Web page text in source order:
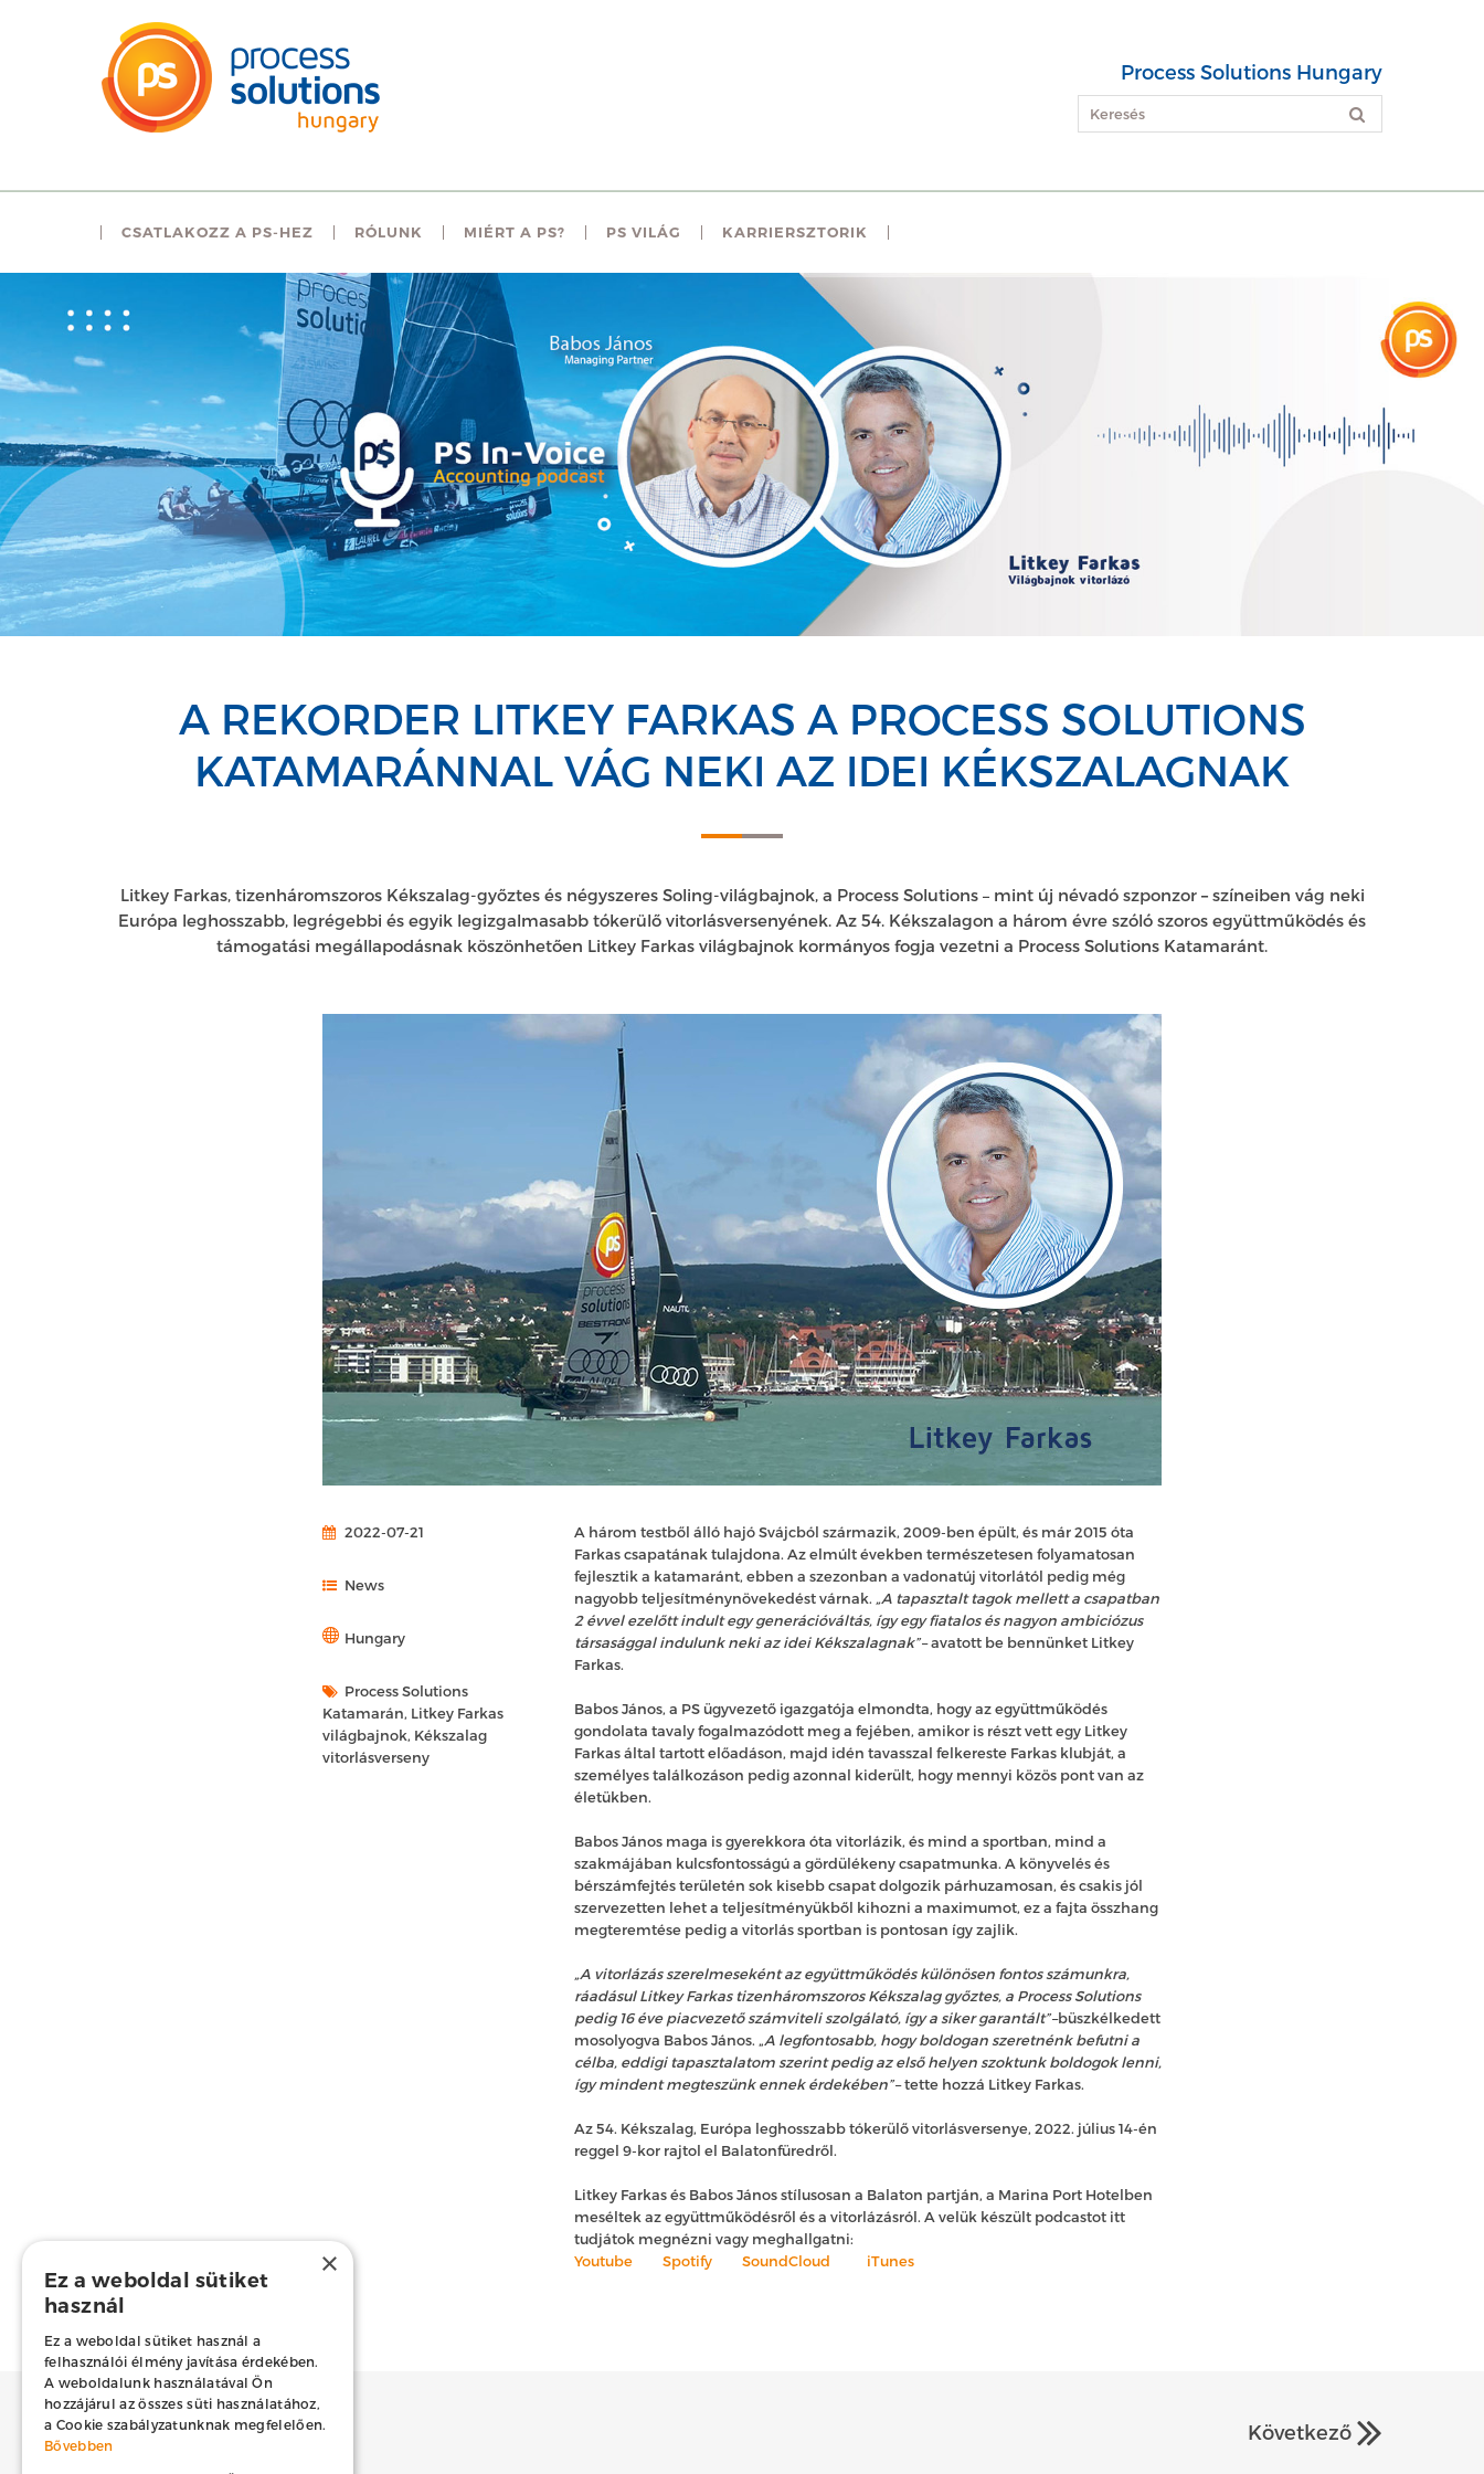
Process Solutions Hungary
CSATLAKOZZ A PS-HEZ RÓLUNK MIÉRT A PS? PS VILÁG KARRIERSZTORIK
A REKORDER LITKEY FARKAS A PROCESS SOLUTIONS
KATAMARÁNNAL VÁG NEKI AZ IDEI KÉKSZALAGNAK
Litkey Farkas, tizenháromszoros Kékszalag-győztes és négyszeres Soling-világbajnok, a Process Solutions – mint új névadó szponzor – színeiben vág neki
Európa leghosszabb, legrégebbi és egyik legizgalmasabb tókerülő vitorlásversenyének. Az 54. Kékszalagon a három évre szóló szoros együttműködés és
támogatási megállapodásnak köszönhetően Litkey Farkas világbajnok kormányos fogja vezetni a Process Solutions Katamaránt.
2022-07-21
News
Hungary
Process Solutions
Katamarán, Litkey Farkas
világbajnok, Kékszalag
vitorlásverseny
A három testből álló hajó Svájcból származik, 2009-ben épült, és már 2015 óta
Farkas csapatának tulajdona. Az elmúlt években természetesen folyamatosan
fejlesztik a katamaránt, ebben a szezonban a vadonatúj vitorlától pedig még
nagyobb teljesítménynövekedést várnak. „A tapasztalt tagok mellett a csapatban
2 évvel ezelőtt indult egy generációváltás, így egy fiatalos és nagyon ambiciózus
társasággal indulunk neki az idei Kékszalagnak”– avatott be bennünket Litkey
Farkas.
Babos János, a PS ügyvezető igazgatója elmondta, hogy az együttműködés
gondolata tavaly fogalmazódott meg a fejében, amikor is részt vett egy Litkey
Farkas által tartott előadáson, majd idén tavasszal felkereste Farkas klubját, a
személyes találkozáson pedig azonnal kiderült, hogy mennyi közös pont van az
életükben.
Babos János maga is gyerekkora óta vitorlázik, és mind a sportban, mind a
szakmájában kulcsfontosságú a gördülékeny csapatmunka. A könyvelés és
bérszámfejtés területén sok kisebb csapat dolgozik párhuzamosan, és csakis jól
szervezetten lehet a teljesítményükből kihozni a maximumot, ez a fajta összhang
megteremtése pedig a vitorlás sportban is pontosan így zajlik.
„A vitorlázás szerelmeseként az együttműködés különösen fontos számunkra,
ráadásul Litkey Farkas tizenháromszoros Kékszalag győztes, a Process Solutions
pedig 16 éve piacvezető számviteli szolgálató, így a siker garantált”–büszkélkedett
mosolyogva Babos János. „A legfontosabb, hogy boldogan szeretnénk befutni a
célba, eddigi tapasztalatom szerint pedig az első helyen szoktunk boldogok lenni,
így mindent megteszünk ennek érdekében”– tette hozzá Litkey Farkas.
Az 54. Kékszalag, Európa leghosszabb tókerülő vitorlásversenye, 2022. július 14-én
reggel 9-kor rajtol el Balatonfüredről.
Litkey Farkas és Babos János stílusosan a Balaton partján, a Marina Port Hotelben
meséltek az együttműködésről és a vitorlázásról. A velük készült podcastot itt
tudjátok megnézni vagy meghallgatni:
Youtube Spotify SoundCloud iTunes
Előző Következő
×
Ez a weboldal sütiket
használ
Ez a weboldal sütiket használ a
felhasználói élmény javítása érdekében.
A weboldalunk használatával Ön
hozzájárul az összes süti használatához,
a Cookie szabályzatunknak megfelelően.
Bővebben